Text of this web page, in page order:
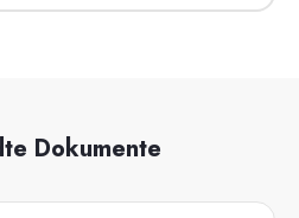
Dokumente